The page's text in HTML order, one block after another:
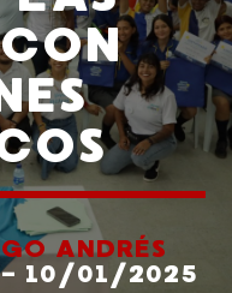
ANDRÉS
10/01/2025